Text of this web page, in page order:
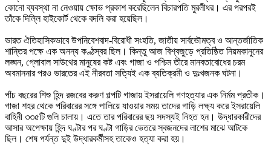
কোনো ব্যবস্থা না নেওয়ায় ক্ষোভ প্রকাশ করেছিলেন বিচারপতি মুরলীধর। এর পরপরই
তাঁকে দিল্লি হাইকোর্ট থেকে বদলি করা হয়েছিল।
ভারত ঐতিহাসিকভাবে উপনিবেশবাদ-বিরোধী সংহতি, জাতীয় সার্বভৌমত্ব ও আন্তর্জাতিক
শান্তির পক্ষে এক অনন্য কণ্ঠস্বর ছিল। কিন্তু আজ বিশ্বজুড়ে প্রতিষ্ঠিত নিয়মকানুনের
লঙ্ঘন, গ্লোবাল সাউথের মানুষের কষ্ট এবং গাজা ও পশ্চিম তীরে মানবতাবোধের চরম
অবমাননার পরও ভারতের এই নীরবতা সত্যিই এক ব্যতিক্রমী ও দুঃখজনক ঘটনা।
পাঁচ বছরের শিশু হিন্দ রজবের করুণ গল্পটি গাজায় ইসরায়েলি গণহত্যার এক নির্মম প্রতীক।
গাজা শহর থেকে পরিবারের সঙ্গে পালিয়ে যাওয়ার সময় তাদের গাড়ি লক্ষ্য করে ইসরায়েলি
বাহিনী ৩৩৫টি গুলি চালায়। এতে তার পরিবারের ছয় সদস্যই নিহত হন। উদ্ধারকারীদের
আসার অপেক্ষায় হিন্দ ঘণ্টার পর ঘণ্টা গাড়ির ভেতরে স্বজনদের লাশের মাঝে আটকে
ছিল। শেষ পর্যন্ত দুই উদ্ধারকর্মীসহ তাকেও হত্যা করা হয়।